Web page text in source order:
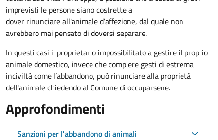
imprevisti le persone siano costrette a
dover rinunciare all'animale d’affezione, dal quale non
avrebbero mai pensato di doversi separare.
In questi casi il proprietario impossibilitato a gestire il proprio
animale domestico, invece che compiere gesti di estrema
inciviltà come l’abbandono, può rinunciare alla proprietà
dell'animale chiedendo al Comune di occuparsene.
Approfondimenti
Sanzioni per l'abbandono di animali